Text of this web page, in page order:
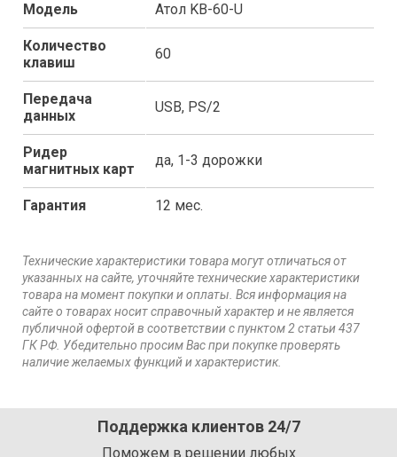
Модель Атол KB-60-U
Количество
клавиш
60
Передача
данных
USB, PS/2
Ридер
магнитных карт
да, 1-3 дорожки
Гарантия 12 мес.
Технические характеристики товара могут отличаться от
указанных на сайте, уточняйте технические характеристики
товара на момент покупки и оплаты. Вся информация на
сайте о товарах носит справочный характер и не является
публичной офертой в соответствии с пунктом 2 статьи 437
ГК РФ. Убедительно просим Вас при покупке проверять
наличие желаемых функций и характеристик.
Поддержка клиентов 24/7
Поможем в решении любых